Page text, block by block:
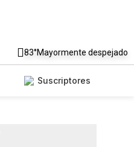
83°Mayormente despejado
Suscriptores